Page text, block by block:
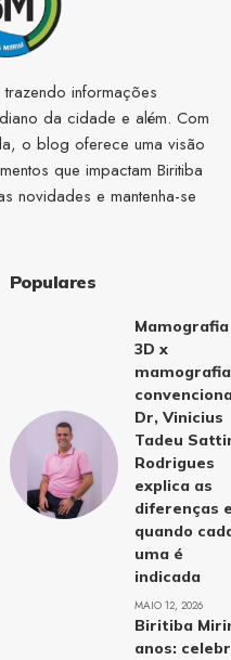
informações
da cidade e além. Com
o blog oferece uma visão
que impactam Biritiba
novidades e mantenha-se
Populares
Mamografia
3D x
mamografia
Dr, Vinicius
Tadeu
Rodrigues
explica as
diferenças
quando
uma é
indicada
MAIO 12, 2026
Biritiba
anos: